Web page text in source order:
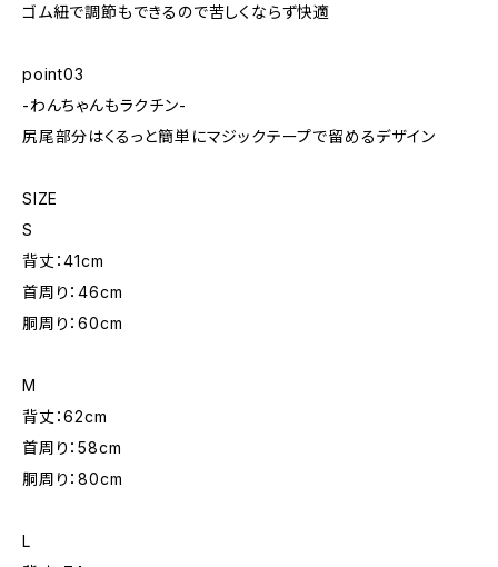
ゴム紐で調節もできるので苦しくならず快適
point03
-わんちゃんもラクチン-
尻尾部分はくるっと簡単にマジックテープで留めるデザイン
SIZE
S
背丈：41cm
首周り：46cm
胴周り：60cm
M
背丈：62cm
首周り：58cm
胴周り：80cm
L